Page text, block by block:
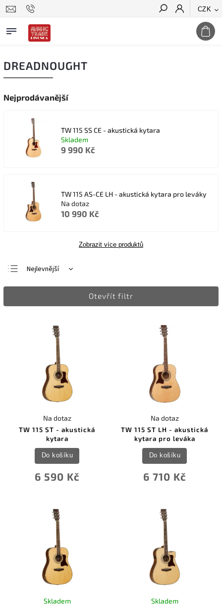
CZK
Hledat
DREADNOUGHT
Nejprodávanější
TW 115 SS CE - akustická kytara
Skladem
9 990 Kč
TW 115 AS-CE LH - akustická kytara pro leváky
Na dotaz
10 990 Kč
Zobrazit více produktů
Nejlevnější
Nejdražší
Otevřít filtr
TW 115 ST - akustická
kytara
Na dotaz
6 590 Kč
Do košíku
TW 115 ST LH - akustická
kytara pro leváka
Na dotaz
6 710 Kč
Do košíku
Skladem Skladem